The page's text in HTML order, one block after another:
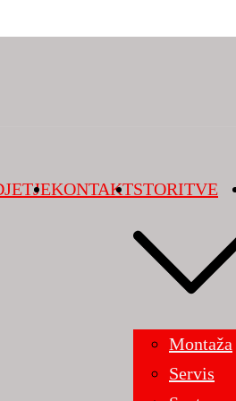
KONTAKTSTORITVE
Montaža
Servis